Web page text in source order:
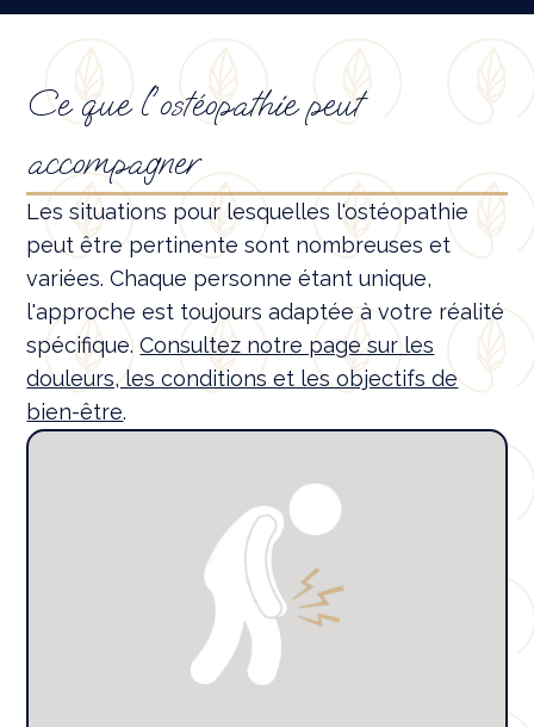
Ce que l'ostéopathie peut
accompagner
Les situations pour lesquelles l'ostéopathie
peut être pertinente sont nombreuses et
variées. Chaque personne étant unique,
l'approche est toujours adaptée à votre réalité
spécifique.Consultez notre page sur les
douleurs, les conditions et les objectifs de
bien-être.